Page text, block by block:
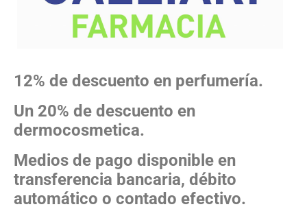
12% de descuento en perfumería.
Un 20% de descuento en
dermocosmetica.
Medios de pago disponible en
transferencia bancaria, débito
automático o contado efectivo.